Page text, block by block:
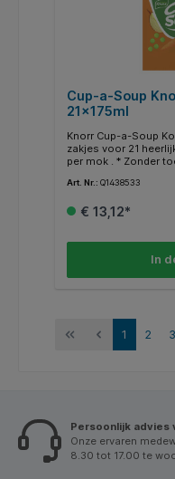
snel! 4-uur Cup-a-
Cup-a-Soup
21x175ml
Knorr Cup-a-Soup
zakjes voor 21
per mok . * Zonder
Eenvoudig en snel te
Art. Nr.: Q1438533
€ 13,12*
In
1 2 3
Persoonlijk advies
Onze ervaren
8.30 tot 17.00 te